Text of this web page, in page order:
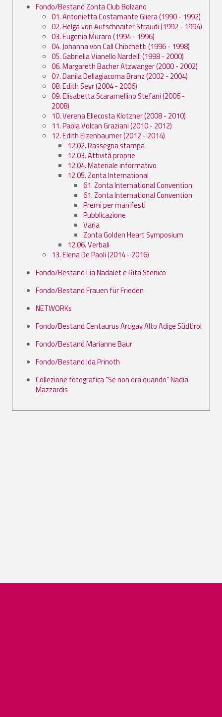
Fondo/Bestand Zonta Club Bolzano
01. Antonietta Costamante Gliera (1990 - 1992)
02. Helga von Aufschnaiter Straudi (1992 - 1994)
03. Eugenia Muraro (1994 - 1996)
04. Johanna von Call Chiochetti (1996 - 1998)
05. Gabriella Vianello Nardelli (1998 - 2000)
06. Margareth Bacher Atzwanger (2000 - 2002)
07. Danila Dellagiacoma Branz (2002 - 2004)
08. Edith Seyr (2004 - 2006)
09. Elisabetta Scaramellino Stefani (2006 -
2008)
10. Verena Ellecosta Klotzner (2008 - 2010)
11. Paola Volcan Graziani (2010 - 2012)
12. Edith Elzenbaumer (2012 - 2014)
12.02. Rassegna stampa
12.03. Attività proprie
12.04. Materiale informativo
12.05. Zonta International
61. Zonta International Convention
61. Zonta International Convention
Premi per manifesti
Pubblicazione
Varia
Zonta Golden Heart Symposium
12.06. Verbali
13. Elena De Paoli (2014 - 2016)
Fondo/Bestand Lia Nadalet e Rita Stenico
Fondo/Bestand Frauen für Frieden
NETWORKs
Fondo/Bestand Centaurus Arcigay Alto Adige Südtirol
Fondo/Bestand Marianne Baur
Fondo/Bestand Ida Prinoth
Collezione fotografica "Se non ora quando" Nadia
Mazzardis